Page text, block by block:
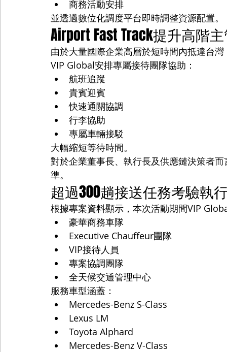
商務活動安排
並透過數位化調度平台即時調整資源配置。
Airport Fast Track提升高階
由於大量國際企業高層於短時間內抵達台
VIP Global安排專屬接待團隊協助：
航班追蹤
貴賓迎賓
快速通關協調
行李協助
專屬車輛接駁
大幅縮短等待時間。
對於企業董事長、執行長及供應鏈決策者
準。
超過300趟接送任務考驗執
根據專案資料顯示，本次活動期間VIP
豪華商務車隊
Executive Chauffeur團隊
VIP接待人員
專案協調團隊
全天候交通管理中心
服務車型涵蓋：
Mercedes-Benz S-Class
Lexus LM
Toyota Alphard
Mercedes-Benz V-Class